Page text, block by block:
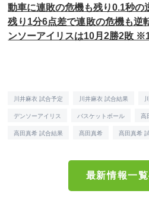
動車に連敗の危機も残り0.1秒の
残り1分6点差で連敗の危機も逆
ンソーアイリスは10月2勝2敗
川井麻衣 試合予定 川井麻衣 試合結果
デンソーアイリス バスケットボール 高
高田真希 試合結果 髙田真希 髙田真希
最新情報一